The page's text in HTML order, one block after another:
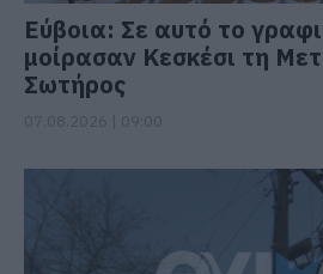
Εύβοια: Σε αυτό το
μοίρασαν Κεσκέσι τη
Σωτήρος